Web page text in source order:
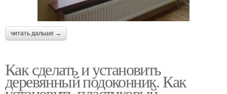
читать дальше →
Как сделать и установить
деревянный подоконник. Как